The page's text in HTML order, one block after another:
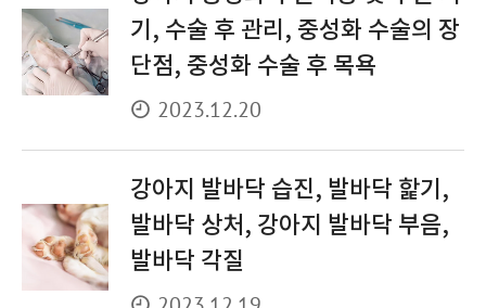
기, 수술 후 관리, 중성화 수술의 장
단점, 중성화 수술 후 목욕
2023.12.20
강아지 발바닥 습진, 발바닥 핥기,
발바닥 상처, 강아지 발바닥 부음,
발바닥 각질